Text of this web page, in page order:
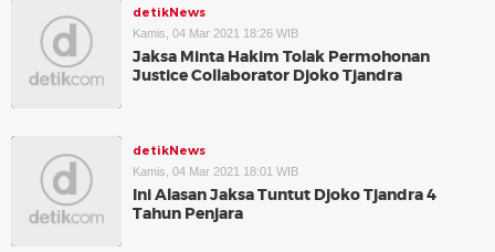
detikNews
Kamis, 04 Mar 2021 18:26 WIB
Jaksa Minta Hakim Tolak Permohonan
Justice Collaborator Djoko Tjandra
detikNews
Kamis, 04 Mar 2021 18:01 WIB
Ini Alasan Jaksa Tuntut Djoko Tjandra 4
Tahun Penjara